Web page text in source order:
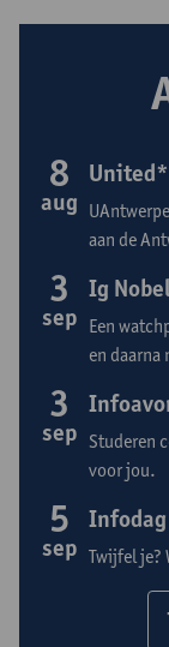
aan de
8
aug
Ig
Een
en daarna
3
sep
Studeren
voor jou.
3
sep
Infodag
Twijfel je?
5
sep